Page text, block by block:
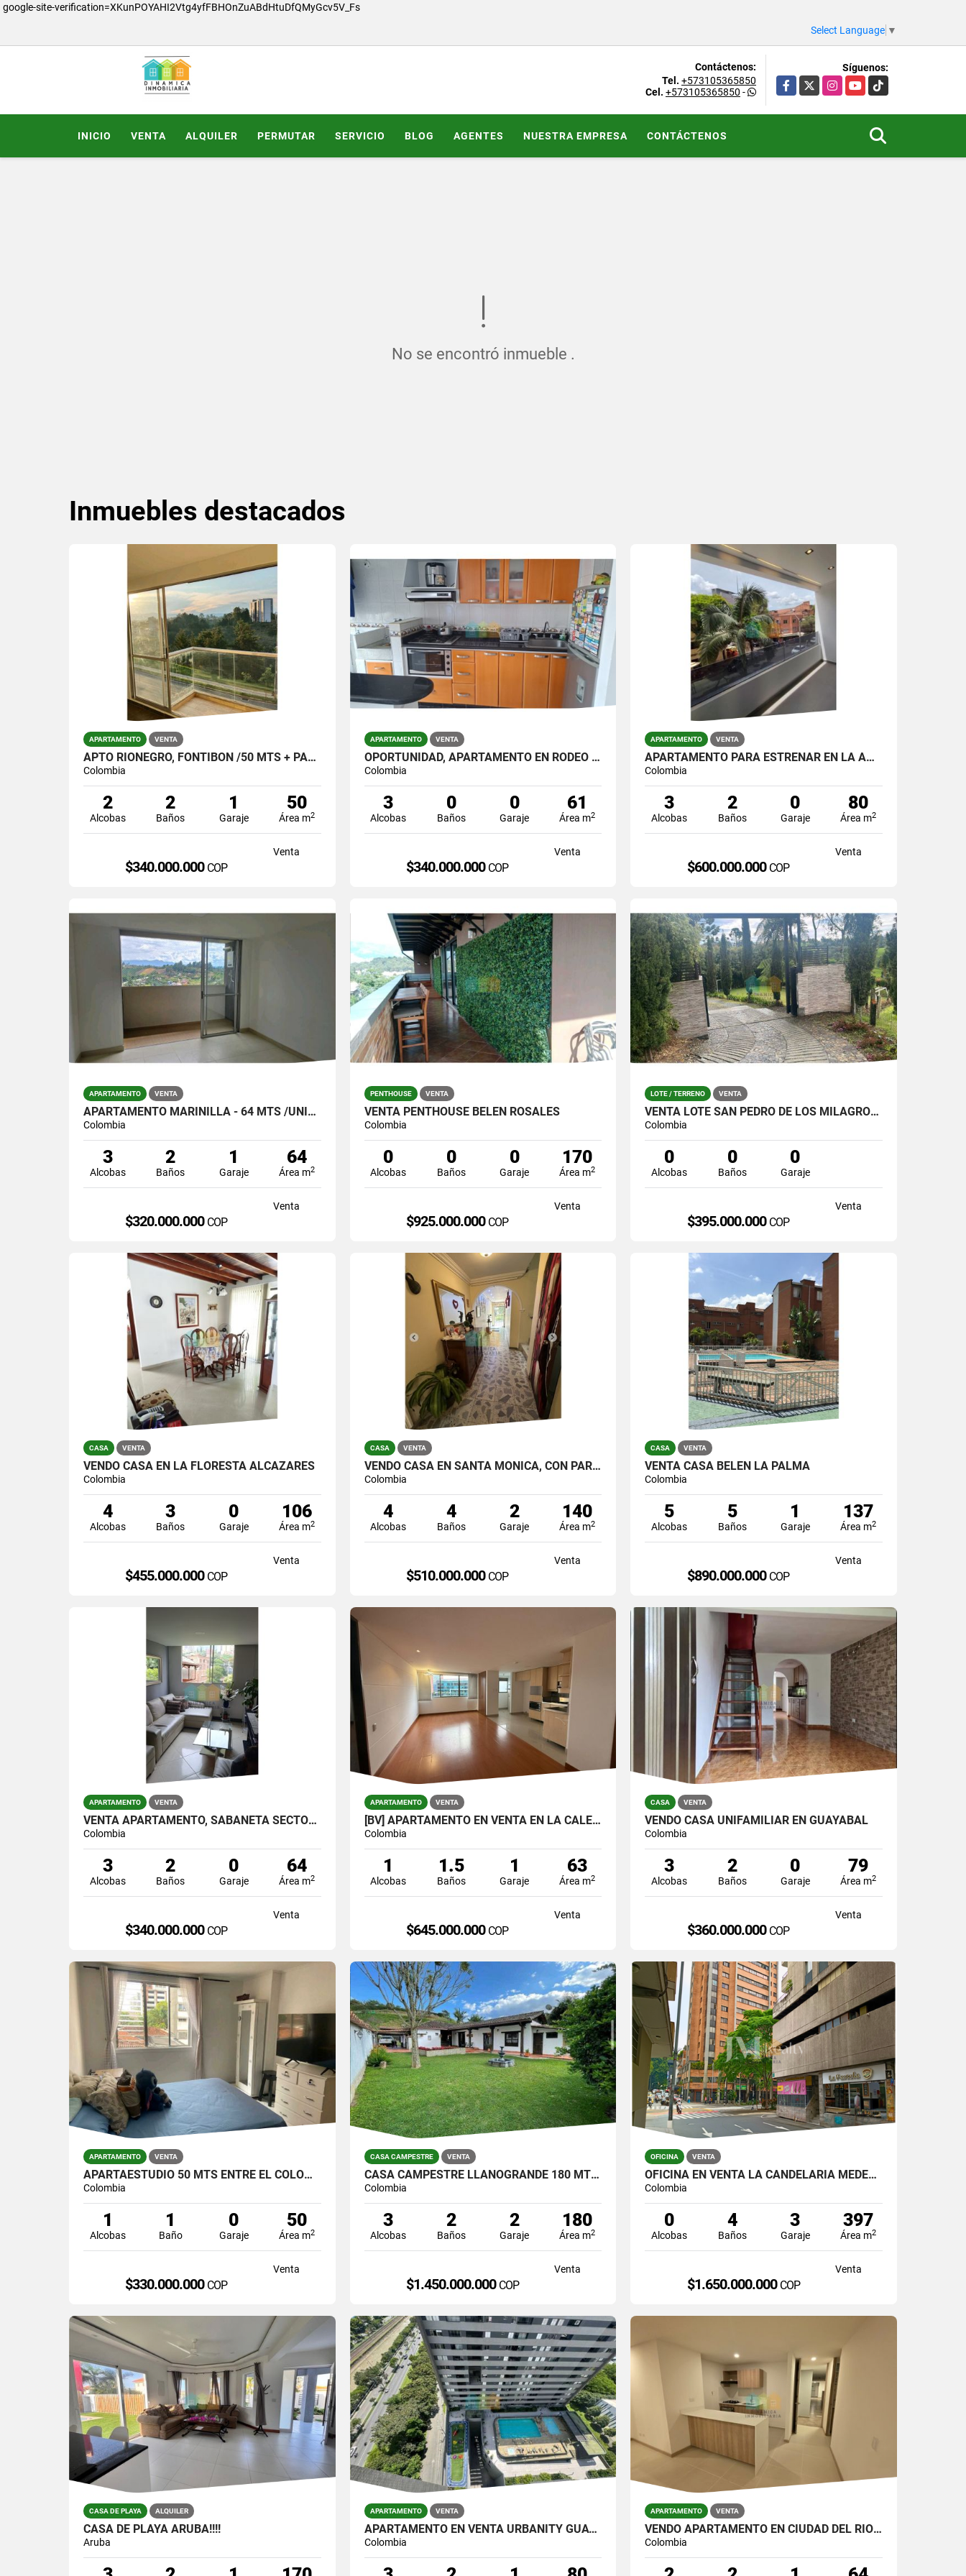
google-site-verification=XKunPOYAHI2Vtg4yfFBHOnZuABdHtuDfQMyGcv5V_Fs
Select Language ▼
Contáctenos:
Tel. +573105365850
Cel. +573105365850 -
Síguenos:
Facebook
X InstagramYouTubeTikTok
INICIO VENTA ALQUILER PERMUTAR SERVICIO BLOG AGENTES NUESTRA EMPRESA CONTÁCTENOS
No se encontró inmueble .
Inmuebles destacados
APARTAMENTO VENTA
APTO RIONEGRO, FONTIBON /50 MTS + PARQUEADERO Y ÚTIL $340.000.000
Colombia
2
Alcobas
2
Baños
1
Garaje
50
Área m2
Venta
$340.000.000 COP
APARTAMENTO VENTA
OPORTUNIDAD, APARTAMENTO EN RODEO ALTO
Colombia
3
Alcobas
0
Baños
0
Garaje
61
Área m2
Venta
$340.000.000 COP
APARTAMENTO VENTA
APARTAMENTO PARA ESTRENAR EN LA AMERICA
Colombia
3
Alcobas
2
Baños
0
Garaje
80
Área m2
Venta
$600.000.000 COP
APARTAMENTO VENTA
APARTAMENTO MARINILLA - 64 MTS /UNIDAD COMPLETA/$320.000.000
Colombia
3
Alcobas
2
Baños
1
Garaje
64
Área m2
Venta
$320.000.000 COP
PENTHOUSE VENTA
VENTA PENTHOUSE BELEN ROSALES
Colombia
0
Alcobas
0
Baños
0
Garaje
170
Área m2
Venta
$925.000.000 COP
LOTE / TERRENO VENTA
VENTA LOTE SAN PEDRO DE LOS MILAGROS PARCELACION TIKAL
Colombia
0
Alcobas
0
Baños
0
Garaje
Venta
$395.000.000 COP
CASA VENTA
VENDO CASA EN LA FLORESTA ALCAZARES
Colombia
4
Alcobas
3
Baños
0
Garaje
106
Área m2
Venta
$455.000.000 COP
CASA VENTA
VENDO CASA EN SANTA MÓNICA, CON PARQUEADERO
Colombia
4
Alcobas
4
Baños
2
Garaje
140
Área m2
Venta
$510.000.000 COP
CASA VENTA
VENTA CASA BELEN LA PALMA
Colombia
5
Alcobas
5
Baños
1
Garaje
137
Área m2
Venta
$890.000.000 COP
APARTAMENTO VENTA
VENTA APARTAMENTO, SABANETA SECTOR MAYORCA.
Colombia
3
Alcobas
2
Baños
0
Garaje
64
Área m2
Venta
$340.000.000 COP
APARTAMENTO VENTA
[BV] APARTAMENTO EN VENTA EN LA CALERA, EL POBLADO POR LA SUPERIOR
Colombia
1
Alcobas
1.5
Baños
1
Garaje
63
Área m2
Venta
$645.000.000 COP
CASA VENTA
VENDO CASA UNIFAMILIAR EN GUAYABAL
Colombia
3
Alcobas
2
Baños
0
Garaje
79
Área m2
Venta
$360.000.000 COP
APARTAMENTO VENTA
APARTAESTUDIO 50 MTS ENTRE EL COLOMBO Y LA PLAYA / $330.000.000
Colombia
1
Alcobas
1
Baño
0
Garaje
50
Área m2
Venta
$330.000.000 COP
CASA CAMPESTRE VENTA
CASA CAMPESTRE LLANOGRANDE 180 MTS / LOTE 800 MTS $1.450.000.000
Colombia
3
Alcobas
2
Baños
2
Garaje
180
Área m2
Venta
$1.450.000.000 COP
OFICINA VENTA
OFICINA EN VENTA LA CANDELARIA MEDELLIN
Colombia
0
Alcobas
4
Baños
3
Garaje
397
Área m2
Venta
$1.650.000.000 COP
CASA DE PLAYA ALQUILER
CASA DE PLAYA ARUBA!!!!
Aruba
APARTAMENTO VENTA
APARTAMENTO EN VENTA URBANITY GUAYABAL
Colombia
APARTAMENTO VENTA
VENDO APARTAMENTO EN CIUDAD DEL RÍO PARA ESTRENAR.
Colombia